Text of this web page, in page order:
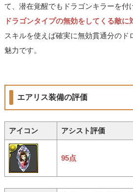
て、潜在覚醒でもドラゴンキラーを付
ドラゴンタイプの無効をしてくる敵に
スキルを使えば確実に無効貫通分のド
魅力です。
エアリス装備の評価
アイコン アシスト評価
95点